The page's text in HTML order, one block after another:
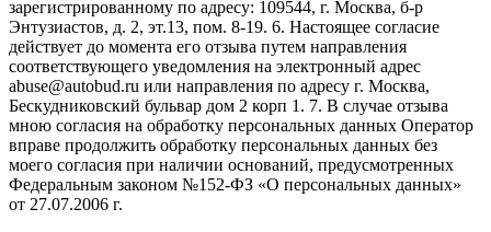
зарегистрированному по адресу: 109544, г. Москва, б-р
Энтузиастов, д. 2, эт.13, пом. 8-19. 6. Настоящее согласие
действует до момента его отзыва путем направления
соответствующего уведомления на электронный адрес
abuse@autobud.ru или направления по адресу г. Москва,
Бескудниковский бульвар дом 2 корп 1. 7. В случае отзыва
мною согласия на обработку персональных данных Оператор
вправе продолжить обработку персональных данных без
моего согласия при наличии оснований, предусмотренных
Федеральным законом №152-ФЗ «О персональных данных»
от 27.07.2006 г.